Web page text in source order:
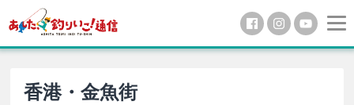
香港・金魚街